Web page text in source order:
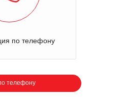
по телефону
телефону